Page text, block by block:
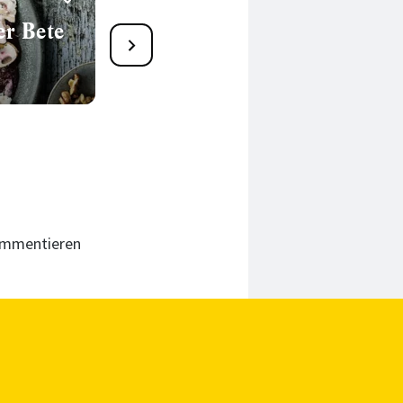
Bete
Winterrüben-Bowl mit
Feta-Avocado-Dip